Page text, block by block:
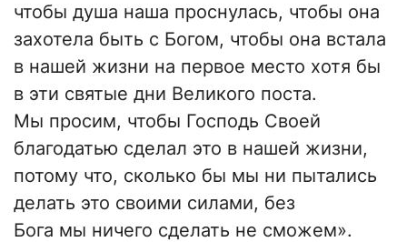
чтобы душа наша проснулась, чтобы она
захотела быть с Богом, чтобы она встала
в нашей жизни на первое место хотя бы
в эти святые дни Великого поста.
Мы просим, чтобы Господь Своей
благодатью сделал это в нашей жизни,
потому что, сколько бы мы ни пытались
делать это своими силами, без
Бога мы ничего сделать не сможем».